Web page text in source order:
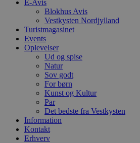
E-Avis
Blokhus Avis
Vestkysten Nordjylland
Turistmagasinet
Events
Oplevelser
Ud og spise
Natur
Sov godt
For børn
Kunst og Kultur
Par
Det bedste fra Vestkysten
Information
Kontakt
Erhverv